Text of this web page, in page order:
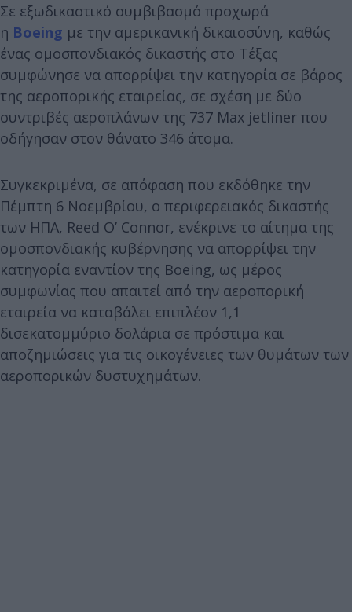
Σε εξωδικαστικό συμβιβασμό προχωρά
η Boeing με την αμερικανική δικαιοσύνη, καθώς
ένας ομοσπονδιακός δικαστής στο Τέξας
συμφώνησε να απορρίψει την κατηγορία σε βάρος
της αεροπορικής εταιρείας, σε σχέση με δύο
συντριβές αεροπλάνων της 737 Max jetliner που
οδήγησαν στον θάνατο 346 άτομα.
Συγκεκριμένα, σε απόφαση που εκδόθηκε την
Πέμπτη 6 Νοεμβρίου, ο περιφερειακός δικαστής
των ΗΠΑ, Reed O’ Connor, ενέκρινε το αίτημα της
ομοσπονδιακής κυβέρνησης να απορρίψει την
κατηγορία εναντίον της Boeing, ως μέρος
συμφωνίας που απαιτεί από την αεροπορική
εταιρεία να καταβάλει επιπλέον 1,1
δισεκατομμύριο δολάρια σε πρόστιμα και
αποζημιώσεις για τις οικογένειες των θυμάτων των
αεροπορικών δυστυχημάτων.